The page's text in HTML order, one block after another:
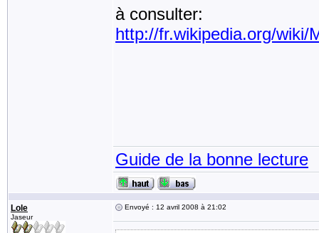
à consulter:
http://fr.wikipedia.org/wiki/
Guide de la bonne lecture
Lole
Jaseur
Envoyé : 12 avril 2008 à 21:02